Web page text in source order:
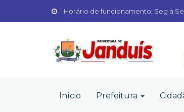
Horário de funcionamento: Seg à
Início Prefeitura